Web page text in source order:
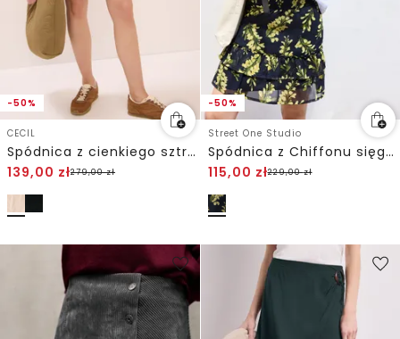
-50%
CECIL
Spódnica z cienkiego sztruksu
139,00 zł279,00zł
-50%
Street One Studio
Spódnica z Chiffonu sięgająca do kolan z nadrukiem
115,00 zł229,00zł